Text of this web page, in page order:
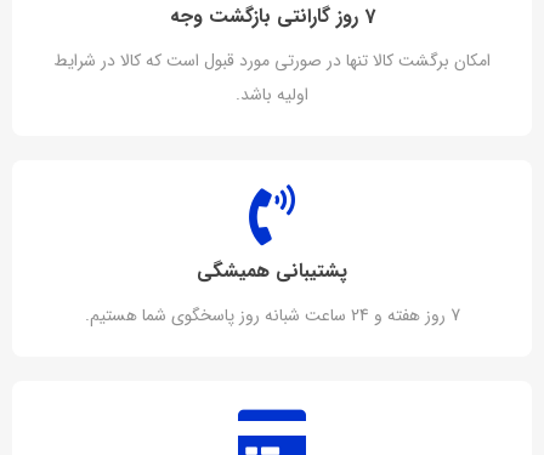
7 روز گارانتی بازگشت وجه
امکان برگشت کالا تنها در صورتی مورد قبول است که کالا در شرایط
اولیه باشد.
پشتیبانی همیشگی
7 روز هفته و 24 ساعت شبانه روز پاسخگوی شما هستیم.